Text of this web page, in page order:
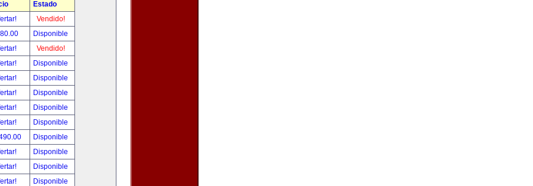
Estado
Vendido!
Disponible
Vendido!
Disponible
Disponible
Disponible
Disponible
Disponible
Disponible
Disponible
Disponible
Disponible